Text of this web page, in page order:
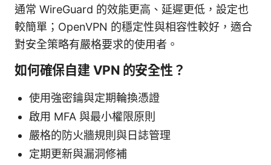
通常 WireGuard 的效能更高、延遲更低，設定也
較簡單；OpenVPN 的穩定性與相容性較好，適合
對安全策略有嚴格要求的使用者。
如何確保自建 VPN 的安全性？
使用強密鑰與定期輪換憑證
啟用 MFA 與最小權限原則
嚴格的防火牆規則與日誌管理
定期更新與漏洞修補